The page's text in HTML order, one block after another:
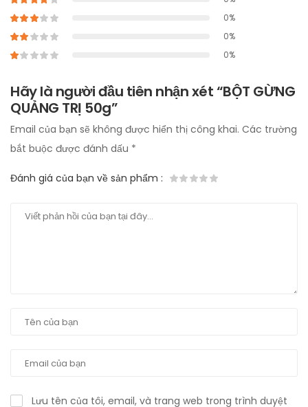
0%
0%
0%
Hãy là người đầu tiên nhận xét “BỘT GỪNG
QUẢNG TRỊ 50g”
Email của bạn sẽ không được hiển thị công khai. Các trường
bắt buộc được đánh dấu *
Đánh giá của bạn về sản phẩm :
Lưu tên của tôi, email, và trang web trong trình duyệt